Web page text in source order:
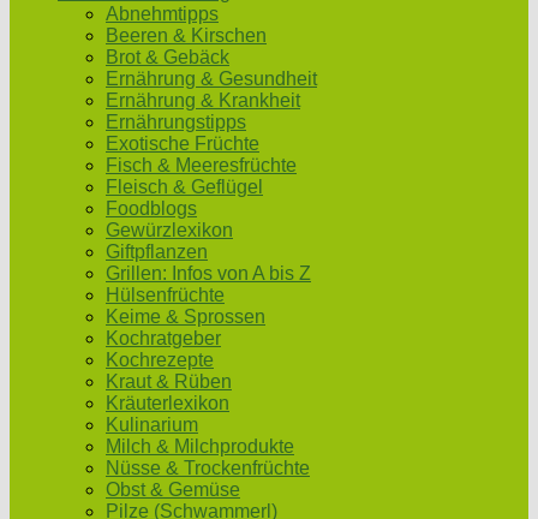
Abnehmtipps
Beeren & Kirschen
Brot & Gebäck
Ernährung & Gesundheit
Ernährung & Krankheit
Ernährungstipps
Exotische Früchte
Fisch & Meeresfrüchte
Fleisch & Geflügel
Foodblogs
Gewürzlexikon
Giftpflanzen
Grillen: Infos von A bis Z
Hülsenfrüchte
Keime & Sprossen
Kochratgeber
Kochrezepte
Kraut & Rüben
Kräuterlexikon
Kulinarium
Milch & Milchprodukte
Nüsse & Trockenfrüchte
Obst & Gemüse
Pilze (Schwammerl)